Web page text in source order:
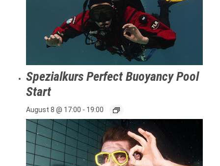
Spezialkurs Perfect Buoyancy Pool
Start
August 8 @ 17:00 - 19:00